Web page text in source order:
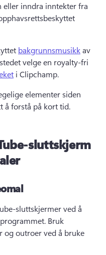
eller inndra inntekter fra
bakgrunnsmusikk av
velge en royalty-fri
i Clipchamp.
elementer siden
forstå på kort tid.
sluttskjerm
sluttskjermer ved å
Bruk
og outroer ved å bruke